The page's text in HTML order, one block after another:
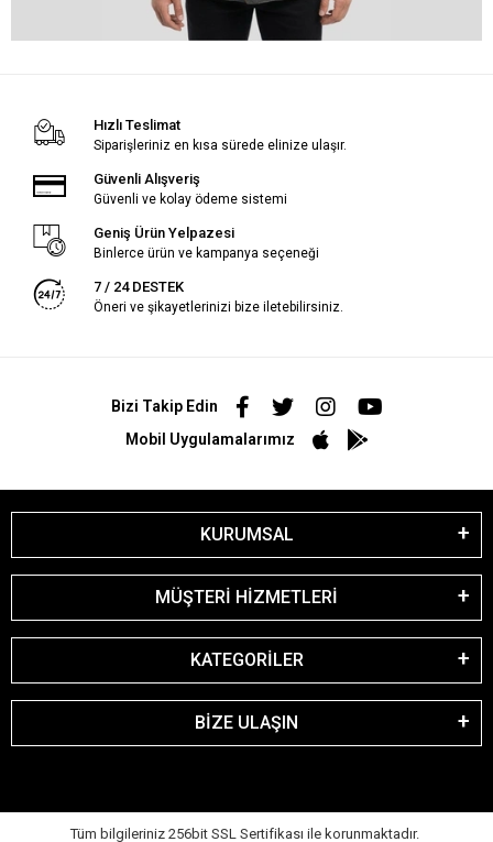
Hızlı Teslimat
Siparişleriniz en kısa sürede elinize ulaşır.
Güvenli Alışveriş
Güvenli ve kolay ödeme sistemi
Geniş Ürün Yelpazesi
Binlerce ürün ve kampanya seçeneği
7 / 24 DESTEK
Öneri ve şikayetlerinizi bize iletebilirsiniz.
Bizi Takip Edin
Mobil Uygulamalarımız
KURUMSAL
MÜŞTERİ HİZMETLERİ
KATEGORİLER
BİZE ULAŞIN
Tüm bilgileriniz 256bit SSL Sertifikası ile korunmaktadır.